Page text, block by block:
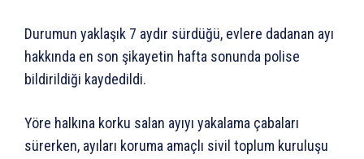
Durumun yaklaşık 7 aydır sürdüğü, evlere dadanan ayı
hakkında en son şikayetin hafta sonunda polise
bildirildiği kaydedildi.
Yöre halkına korku salan ayıyı yakalama çabaları
sürerken, ayıları koruma amaçlı sivil toplum kuruluşu